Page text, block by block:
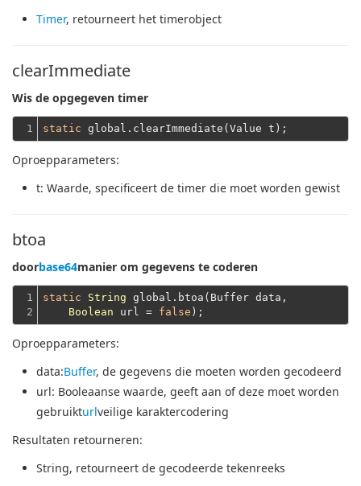
Timer, retourneert het timerobject
clearImmediate
Wis de opgegeven timer
1 static
Oproepparameters:
t: Waarde, specificeert de timer die moet worden gewist
btoa
doorbase64manier om gegevens te coderen
1
2
static String global.btoa(Buffer data,
Boolean url = false
Oproepparameters:
data:Buffer, de gegevens die moeten worden gecodeerd
url: Booleaanse waarde, geeft aan of deze moet worden
gebruikturlveilige karaktercodering
Resultaten retourneren:
String, retourneert de gecodeerde tekenreeks